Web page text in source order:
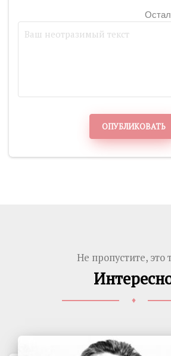
ОПУБЛИКОВАТЬ
Не пропустите, это
♦